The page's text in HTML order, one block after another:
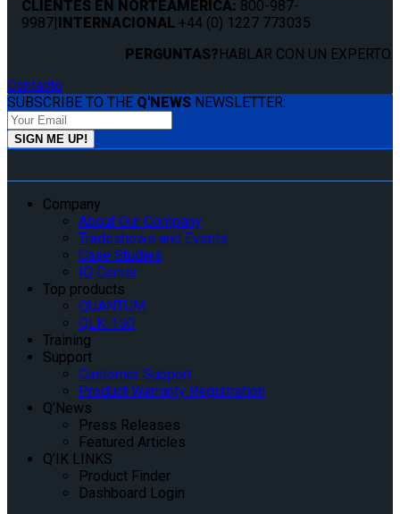
CLIENTES EN NORTEAMÉRICA: 800-987-
9987|INTERNACIONAL +44 (0) 1227 773035
PERGUNTAS?HABLAR CON UN EXPERTO.
Contacto
SUBSCRIBE TO THE Q'NEWS NEWSLETTER:
Company
About Our Company
Tradeshows and Events
Case Studies
IQ Center
Top products
QUANTUM
QLK-150
Training
Support
Customer Support
Product Warranty Registration
Q’News
Press Releases
Featured Articles
Q’IK LINKS
Product Finder
Dashboard Login